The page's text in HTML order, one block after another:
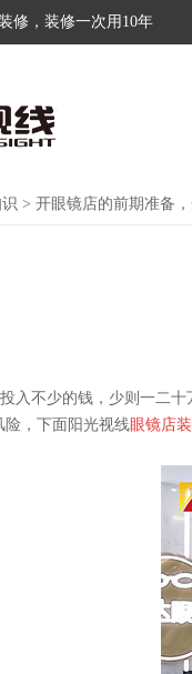
修，装修一次用10年
> 开眼镜店的前期准备
入不少的钱，少则一二
险，下面阳光视线眼镜店